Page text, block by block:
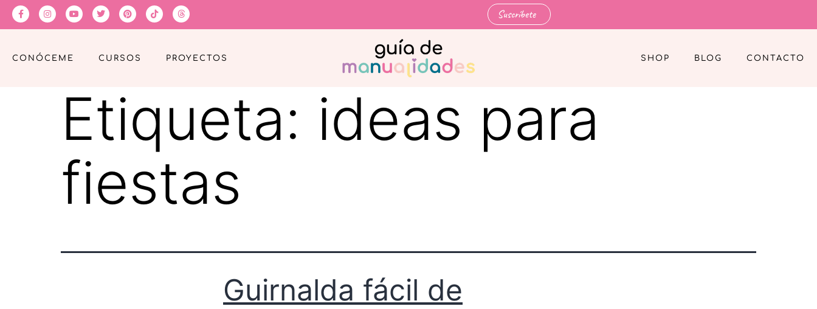
Suscríbete
CONÓCEME CURSOS PROYECTOS SHOP BLOG CONTACTO
Etiqueta: ideas para
fiestas
Guirnalda fácil de